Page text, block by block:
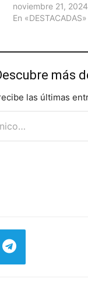
noviembre 21, 2024
En «DESTACADAS»
más
las últimas